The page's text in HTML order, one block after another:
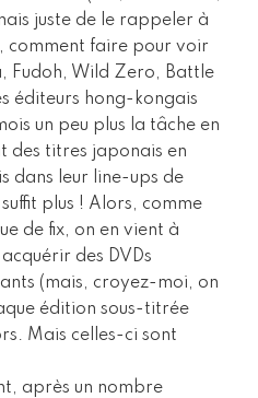
juste de le rappeler à
comment faire pour voir
Fudoh, Wild Zero, Battle
éditeurs hong-kongais
un peu plus la tâche en
des titres japonais en
dans leur line-ups de
plus ! Alors, comme
de fix, on en vient à
des DVDs
(mais, croyez-moi, on
édition sous-titrée
Mais celles-ci sont
après un nombre